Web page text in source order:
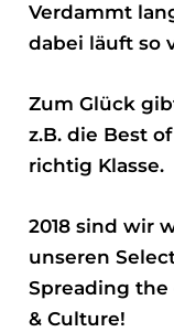
Verdammt
dabei läuft so
Zum Glück
z.B. die Best
richtig Klasse.
2018 sind wir
unseren
Spreading
& Culture!